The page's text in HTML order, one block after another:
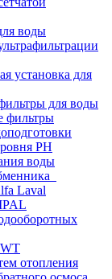
воды
установка для
для воды
фильтры
PH
воды
Laval
отопления